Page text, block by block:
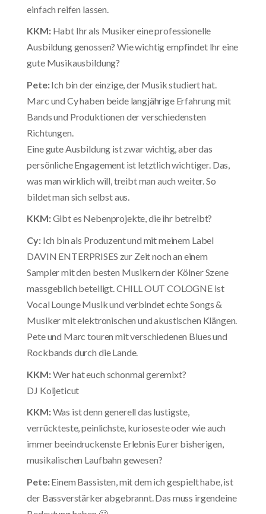
einfach reifen lassen.
KKM:Habt Ihr als Musiker eine professionelle
Ausbildung genossen? Wie wichtig empfindet Ihr eine
gute Musikausbildung?
Pete:Ich bin der einzige, der Musik studiert hat.
Marc und Cy haben beide langjährige Erfahrung mit
Bands und Produktionen der verschiedensten
Richtungen.
Eine gute Ausbildung ist zwar wichtig, aber das
persönliche Engagement ist letztlich wichtiger. Das,
was man wirklich will, treibt man auch weiter. So
bildet man sich selbst aus.
KKM:Gibt es Nebenprojekte, die ihr betreibt?
Cy:Ich bin als Produzent und mit meinem Label
DAVIN ENTERPRISES zur Zeit noch an einem
Sampler mit den besten Musikern der Kölner Szene
massgeblich beteiligt. CHILL OUT COLOGNE ist
Vocal Lounge Musik und verbindet echte Songs &
Musiker mit elektronischen und akustischen Klängen.
Pete und Marc touren mit verschiedenen Blues und
Rockbands durch die Lande.
KKM:Wer hat euch schonmal geremixt?
DJ Koljeticut
KKM:Was ist denn generell das lustigste,
verrückteste, peinlichste, kurioseste oder wie auch
immer beeindruckenste Erlebnis Eurer bisherigen,
musikalischen Laufbahn gewesen?
Pete:Einem Bassisten, mit dem ich gespielt habe, ist
der Bassverstärker abgebrannt. Das muss irgendeine